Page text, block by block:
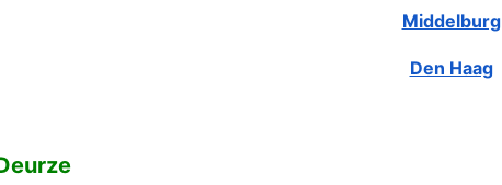
Middelburg
Den Haag